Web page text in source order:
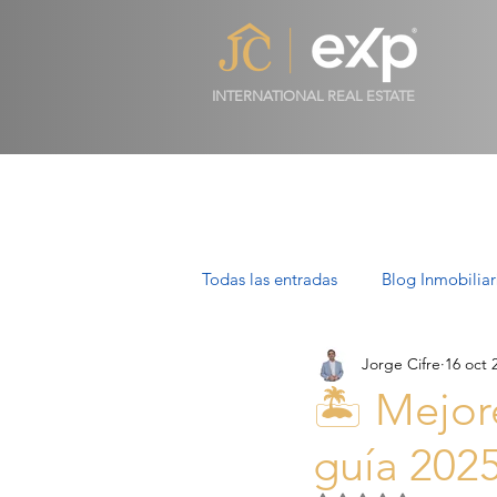
INTERNATIONAL REAL ESTATE
Todas las entradas Blog
Propiedades de Lujo en Mallorca
Villas en Mallorca: Lujo, Estilo
🏝️
guía
Jorge Cifre 16 oct